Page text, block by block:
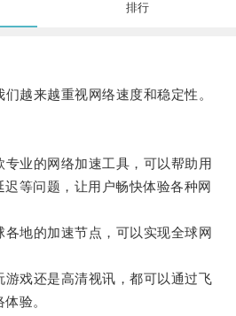
排行
来越重视网络速度和稳定性。
业的网络加速工具，可以帮助用
迟等问题，让用户畅快体验各种网
地的加速节点，可以实现全球网
戏还是高清视讯，都可以通过飞
验。